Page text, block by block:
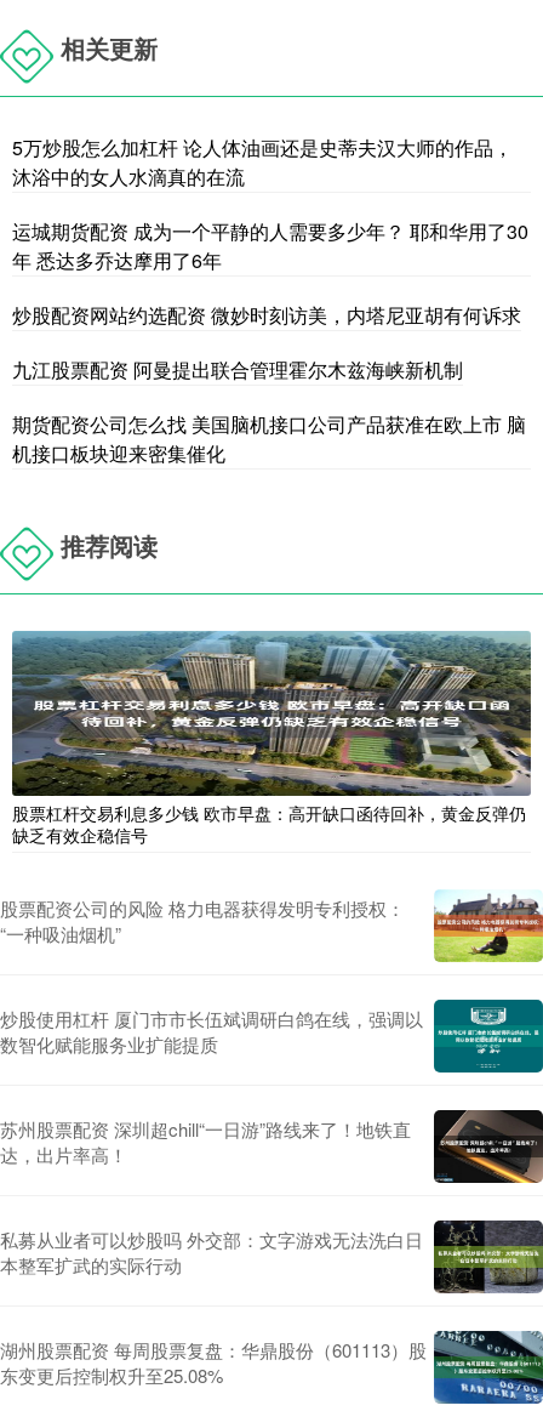
相关更新
5万炒股怎么加杠杆 论人体油画还是史蒂夫汉大师的作品，
沐浴中的女人水滴真的在流
运城期货配资 成为一个平静的人需要多少年？ 耶和华用了30
年 悉达多乔达摩用了6年
炒股配资网站约选配资 微妙时刻访美，内塔尼亚胡有何诉求
九江股票配资 阿曼提出联合管理霍尔木兹海峡新机制
期货配资公司怎么找 美国脑机接口公司产品获准在欧上市 脑
机接口板块迎来密集催化
推荐阅读
股票杠杆交易利息多少钱 欧市早盘：高开缺口函待回补，黄金反弹仍
缺乏有效企稳信号
股票配资公司的风险 格力电器获得发明专利授权：
“一种吸油烟机”
炒股使用杠杆 厦门市市长伍斌调研白鸽在线，强调以
数智化赋能服务业扩能提质
苏州股票配资 深圳超chill“一日游”路线来了！地铁直
达，出片率高！
私募从业者可以炒股吗 外交部：文字游戏无法洗白日
本整军扩武的实际行动
湖州股票配资 每周股票复盘：华鼎股份（601113）股
东变更后控制权升至25.08%